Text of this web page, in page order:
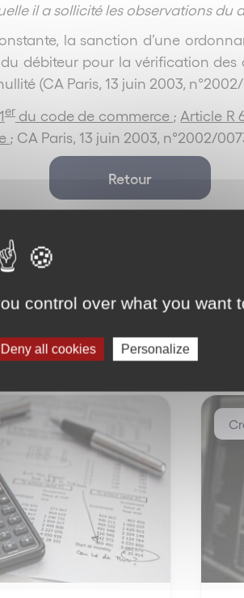
il a sollicité les observations du
la sanction d’une
débiteur pour la vérification
(CA Paris, 13 juin 2003, n°2002/
erdu code de commerce ; Article R
; CA Paris, 13 juin 2003, n°2002/
Retour
control over what you want
Deny all cookies Personalize